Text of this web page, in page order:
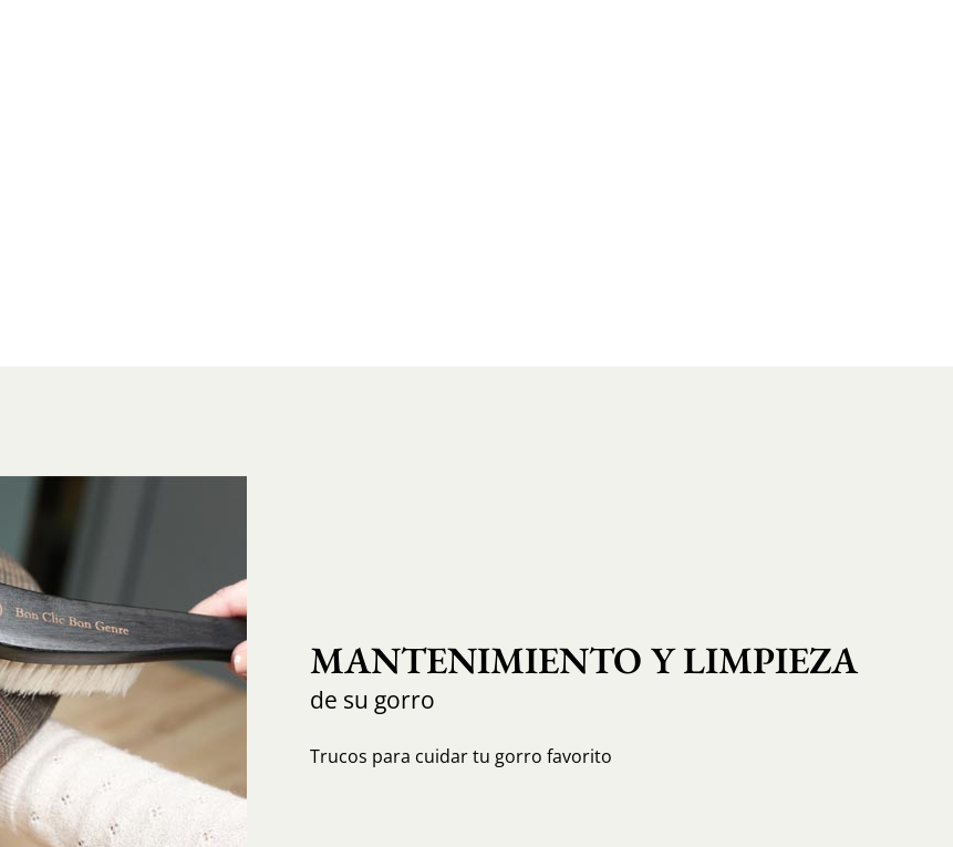
MANTENIMIENTO Y LIMPIEZA
de su gorro
Trucos para cuidar tu gorro favorito